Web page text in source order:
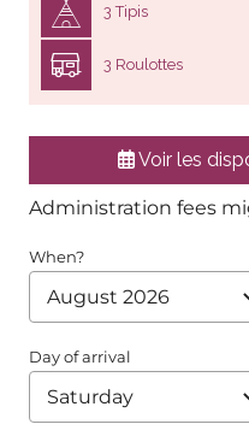
3 Tipis
3 Roulottes
Voir les